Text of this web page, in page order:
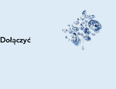
Dołączyć